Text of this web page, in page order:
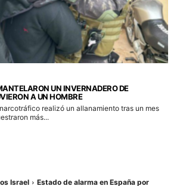
UN INVERNADERO DE
A UN HOMBRE
realizó un allanamiento tras un mes
más...